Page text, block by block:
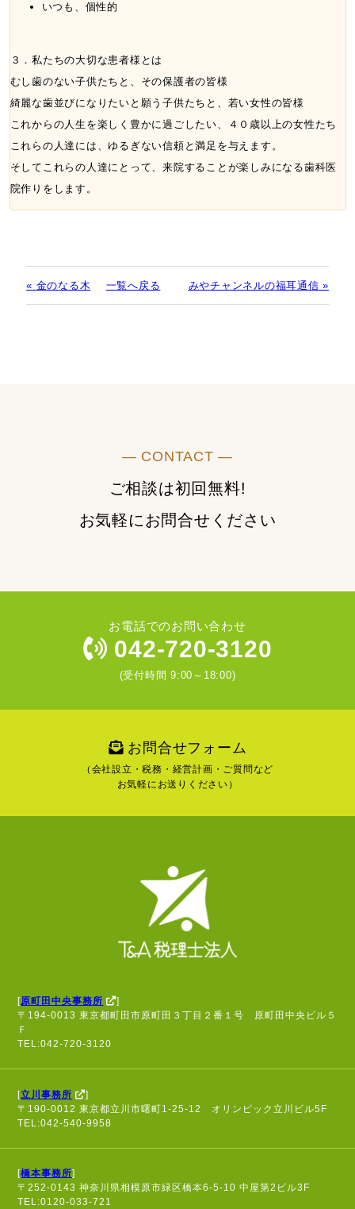
いつも、個性的
３．私たちの大切な患者様とは
むし歯のない子供たちと、その保護者の皆様
綺麗な歯並びになりたいと願う子供たちと、若い女性の皆様
これからの人生を楽しく豊かに過ごしたい、４０歳以上の女性たち
これらの人達には、ゆるぎない信頼と満足を与えます。
そしてこれらの人達にとって、来院することが楽しみになる歯科医
院作りをします。
« 金のなる木 一覧へ戻る みやチャンネルの福耳通信 »
― CONTACT ―
ご相談は初回無料!
お気軽にお問合せください
お電話でのお問い合わせ
042-720-3120
(受付時間 9:00～18:00)
お問合せフォーム
（会社設立・税務・経営計画・ご質問など
お気軽にお送りください）
[原町田中央事務所
]
〒194-0013 東京都町田市原町田３丁目２番１号 原町田中央ビル５
Ｆ
TEL:042-720-3120
[立川事務所
]
〒190-0012 東京都立川市曙町1-25-12 オリンピック立川ビル5F
TEL:042-540-9958
[橋本事務所]
〒252-0143 神奈川県相模原市緑区橋本6-5-10 中屋第2ビル3F
TEL:0120-033-721